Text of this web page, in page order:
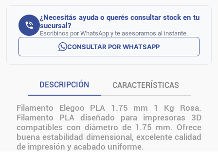
¿Necesitás ayuda o querés consultar stock en tu
sucursal?
Escribinos por WhatsApp y te asesoramos al instante.
CONSULTAR POR WHATSAPP
DESCRIPCIÓN CARACTERÍSTICAS
Filamento Elegoo PLA 1.75 mm 1 Kg Rosa.
Filamento PLA diseñado para impresoras 3D
compatibles con diámetro de 1.75 mm. Ofrece
buena estabilidad dimensional, excelente calidad
de impresión y acabado uniforme.